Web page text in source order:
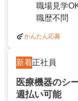
職場見学
職歴不問
かんたん応募
新着正社員
医療機器のシ
週払い可能